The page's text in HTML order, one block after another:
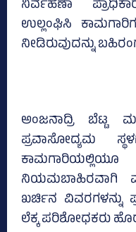
ನಿರ್ವಹಣಾ
ಉಲ್ಲಂಘಿಸಿ
ನೀಡಿರುವುದನ್ನು
ಅಂಜನಾದ್ರಿ ಬೆಟ್ಟ
ಪ್ರವಾಸೋದ್ಯಮ
ನಿಯಮಬಾಹಿರವಾಗಿ
ಖರ್ಚಿನ ವಿವರಗಳನ್ನು
ಲೆಕ್ಕ ಪರಿಶೋಧಕರು